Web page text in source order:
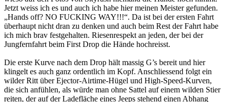
Jetzt weiss ich es und auch ich habe hier meinen Meister gefunden.
„Hands off? NO FUCKING WAY!!!“. Da ist bei der ersten Fahrt
überhaupt nicht dran zu denken und auch beim Rest der Fahrt habe
ich mich brav festgehalten. Riesenrespekt an jeden, der bei der
Jungfernfahrt beim First Drop die Hände hochreisst.
Die erste Kurve nach dem Drop hält massig G’s bereit und hier
klingelt es auch ganz ordentlich im Kopf. Anschliessend folgt ein
wilder Ritt über Ejector-Airtime-Hügel und High-Speed-Kurven,
die sich anfühlen, als würde man ohne Sattel auf einem wilden Stier
reiten, der auf der Ladefläche eines Jeeps stehend einen Abhang